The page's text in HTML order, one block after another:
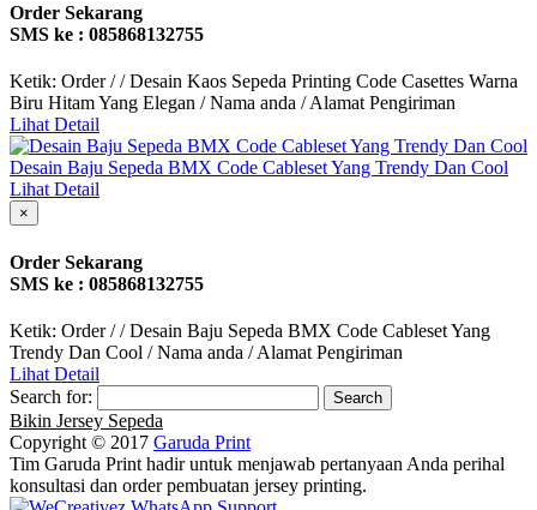
Order Sekarang
SMS ke : 085868132755
Ketik: Order / / Desain Kaos Sepeda Printing Code Casettes Warna
Biru Hitam Yang Elegan / Nama anda / Alamat Pengiriman
Lihat Detail
Desain Baju Sepeda BMX Code Cableset Yang Trendy Dan Cool
Lihat Detail
×
Order Sekarang
SMS ke : 085868132755
Ketik: Order / / Desain Baju Sepeda BMX Code Cableset Yang
Trendy Dan Cool / Nama anda / Alamat Pengiriman
Lihat Detail
Search for:
Bikin Jersey Sepeda
Copyright © 2017 Garuda Print
Tim Garuda Print hadir untuk menjawab pertanyaan Anda perihal
konsultasi dan order pembuatan jersey printing.